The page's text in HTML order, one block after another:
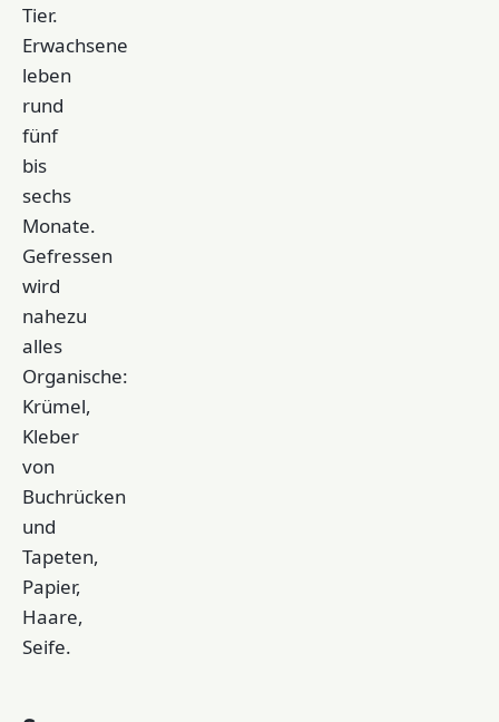
Tier.
Erwachsene
leben
rund
fünf
bis
sechs
Monate.
Gefressen
wird
nahezu
alles
Organische:
Krümel,
Kleber
von
Buchrücken
und
Tapeten,
Papier,
Haare,
Seife.